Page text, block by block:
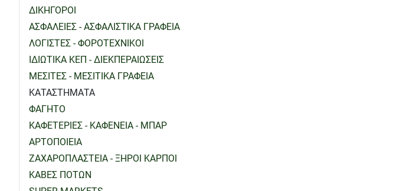
ΔΙΚΗΓΟΡΟΙ
ΑΣΦΑΛΕΙΕΣ - ΑΣΦΑΛΙΣΤΙΚΑ ΓΡΑΦΕΙΑ
ΛΟΓΙΣΤΕΣ - ΦΟΡΟΤΕΧΝΙΚΟΙ
ΙΔΙΩΤΙΚΑ ΚΕΠ - ΔΙΕΚΠΕΡΑΙΩΣΕΙΣ
ΜΕΣΙΤΕΣ - ΜΕΣΙΤΙΚΑ ΓΡΑΦΕΙΑ
ΚΑΤΑΣΤΗΜΑΤΑ
ΦΑΓΗΤΟ
ΚΑΦΕΤΕΡΙΕΣ - ΚΑΦΕΝΕΙΑ - ΜΠΑΡ
ΑΡΤΟΠΟΙΕΙΑ
ΖΑΧΑΡΟΠΛΑΣΤΕΙΑ - ΞΗΡΟΙ ΚΑΡΠΟΙ
ΚΑΒΕΣ ΠΟΤΩΝ